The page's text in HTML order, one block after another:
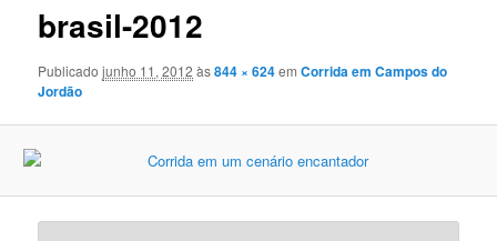
brasil-2012
Publicadojunho 11, 2012 às844 × 624emCorrida em Campos do
Jordão